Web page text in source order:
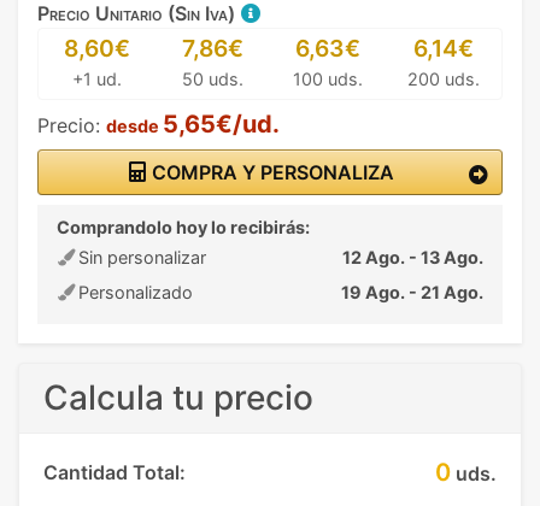
Precio Unitario (Sin Iva)
8,60€
+1 ud.
7,86€
50 uds.
6,63€
100 uds.
6,14€
200 uds.
Precio: desde 5,65€/ud.
COMPRA Y PERSONALIZA
Comprandolo hoy lo recibirás:
Sin personalizar
12 Ago. - 13 Ago.
Personalizado
19 Ago. - 21 Ago.
Calcula tu precio
Cantidad Total: 0 uds.